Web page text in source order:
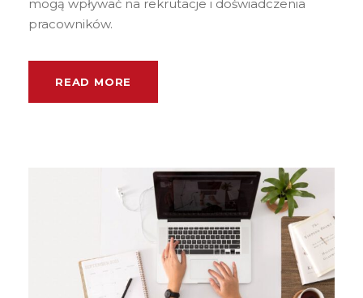
mogą wpływać na rekrutacje i doświadczenia
pracowników.
READ MORE